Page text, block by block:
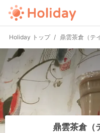
Holiday トップ 鼎雲茶倉（テ
鼎雲茶倉（